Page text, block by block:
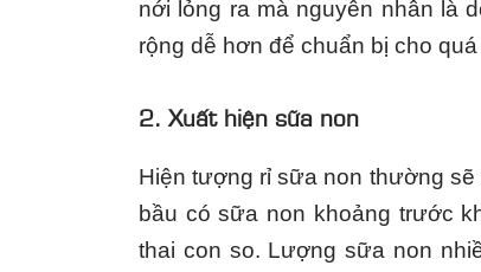
nới lỏng ra mà nguyên nhân là
rộng dễ hơn để chuẩn bị cho
2. Xuất hiện sữa non
Hiện tượng rỉ sữa non thường
bầu có sữa non khoảng trước
thai con so. Lượng sữa non